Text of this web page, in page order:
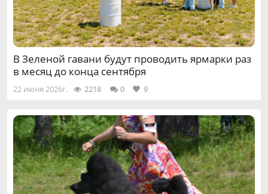
В Зеленой гавани будут проводить ярмарки раз
в месяц до конца сентября
22 июня 2026г. 2218 0 9